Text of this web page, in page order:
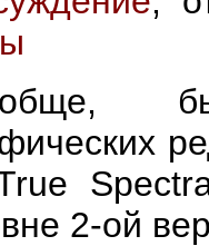
2-ой